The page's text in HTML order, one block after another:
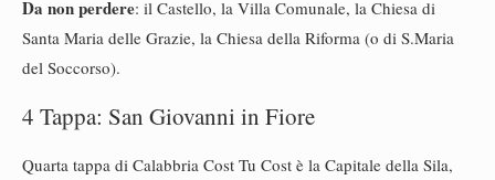
Da non perdere: il Castello, la Villa Comunale, la Chiesa di
Santa Maria delle Grazie, la Chiesa della Riforma (o di S.Maria
del Soccorso).
4 Tappa: San Giovanni in Fiore
Quarta tappa di Calabbria Cost Tu Cost è la Capitale della Sila,